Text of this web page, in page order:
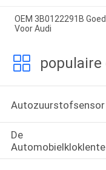
OEM 3B0122291B
Voor Audi
Autozuurstofsensor
De
Automobielkloklente